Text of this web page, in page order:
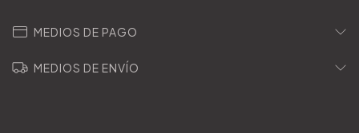
MEDIOS DE PAGO
MEDIOS DE ENVÍO